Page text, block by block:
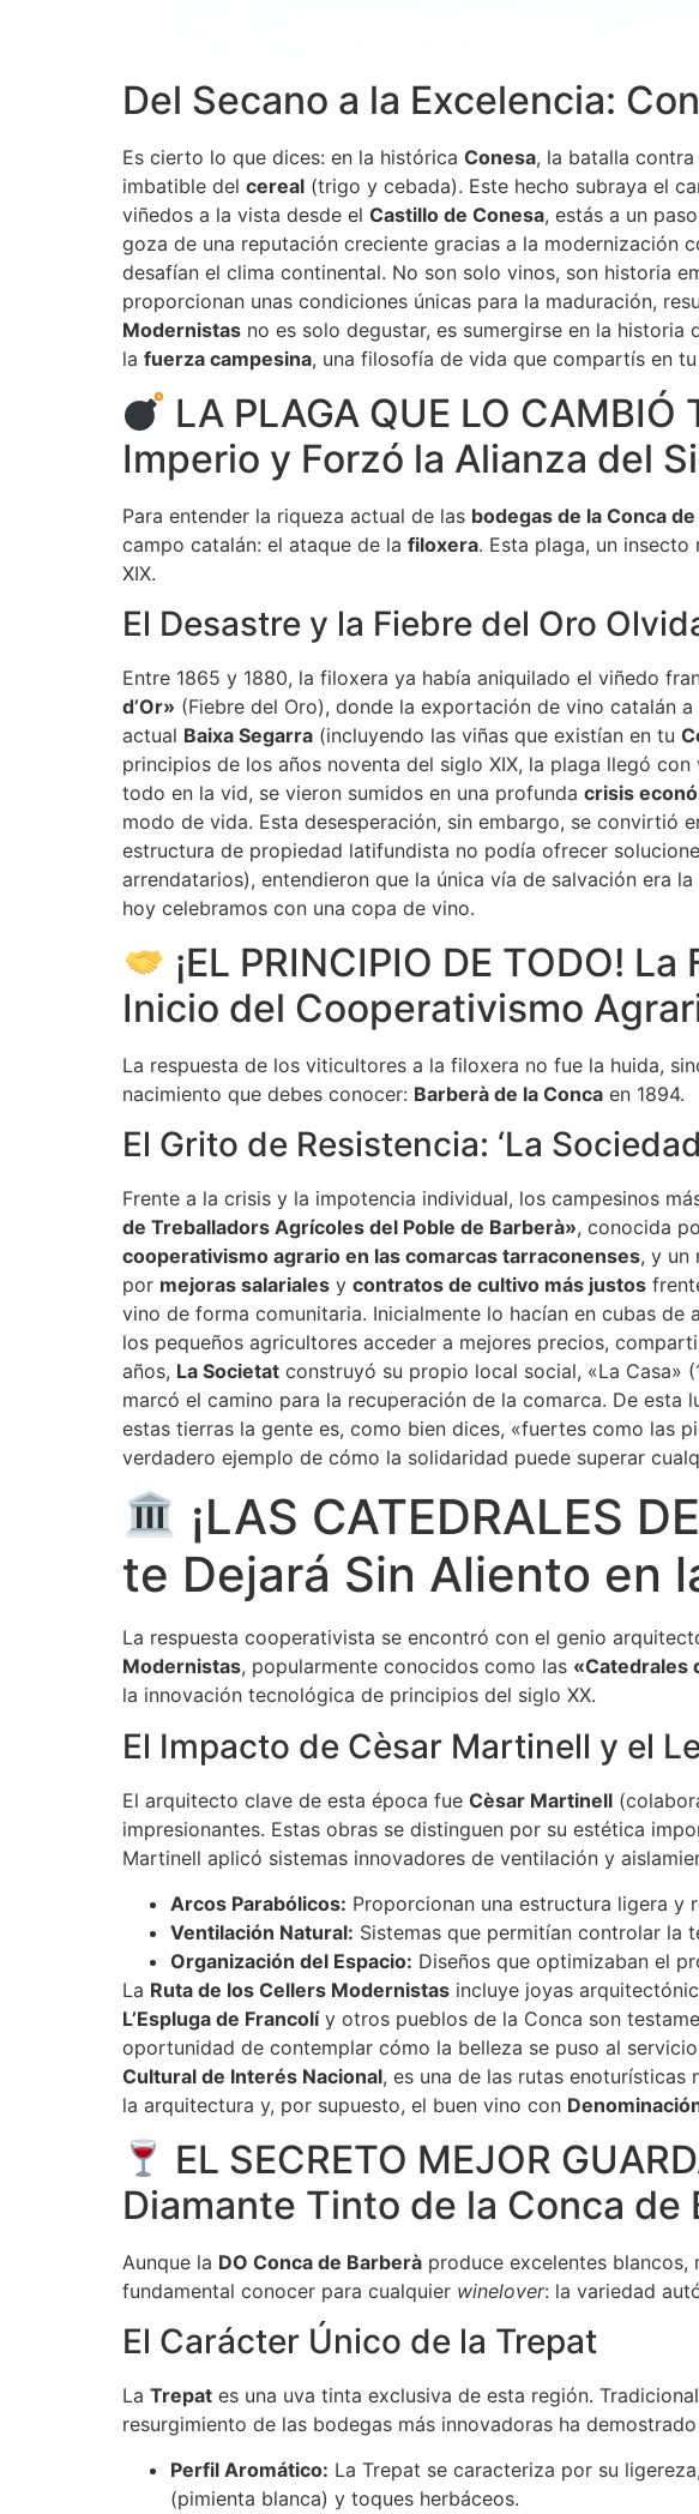
Del Secano a la Excelencia:
Es cierto lo que dices: en la histórica Conesa, la batalla contra
imbatible del cereal (trigo y cebada). Este hecho subraya el
viñedos a la vista desde el Castillo de Conesa, estás a un
goza de una reputación creciente gracias a la modernización
desafían el clima continental. No son solo vinos, son historia
proporcionan unas condiciones únicas para la maduración,
Modernistas no es solo degustar, es sumergirse en la
la fuerza campesina, una filosofía de vida que compartís en
LA PLAGA QUE LO
Imperio y Forzó la Alianza del
Para entender la riqueza actual de las bodegas de la Conca
campo catalán: el ataque de la filoxera. Esta plaga, un
XIX.
El Desastre y la Fiebre del Oro
Entre 1865 y 1880, la filoxera ya había aniquilado el viñedo
d’Or» (Fiebre del Oro), donde la exportación de vino catalán
actual Baixa Segarra (incluyendo las viñas que existían en tu
principios de los años noventa del siglo XIX, la plaga llegó
todo en la vid, se vieron sumidos en una profunda crisis
modo de vida. Esta desesperación, sin embargo, se convirtió
estructura de propiedad latifundista no podía ofrecer
arrendatarios), entendieron que la única vía de salvación era la
hoy celebramos con una copa de vino.
¡EL PRINCIPIO DE TODO!
Inicio del Cooperativismo
La respuesta de los viticultores a la filoxera no fue la huida,
nacimiento que debes conocer: Barberà de la Conca en 1894.
El Grito de Resistencia: ‘La
Frente a la crisis y la impotencia individual, los campesinos
de Treballadors Agrícoles del Poble de Barberà», conocida
cooperativismo agrario en las comarcas tarraconenses, y un
por mejoras salariales y contratos de cultivo más justos
vino de forma comunitaria. Inicialmente lo hacían en cubas
los pequeños agricultores acceder a mejores precios,
años, La Societat construyó su propio local social, «La Casa»
marcó el camino para la recuperación de la comarca. De
estas tierras la gente es, como bien dices, «fuertes como las
verdadero ejemplo de cómo la solidaridad puede superar
¡LAS CATEDRALES
te Dejará Sin Aliento en
La respuesta cooperativista se encontró con el genio
Modernistas, popularmente conocidos como las «Catedrales
la innovación tecnológica de principios del siglo XX.
El Impacto de Cèsar Martinell y el
El arquitecto clave de esta época fue Cèsar Martinell
impresionantes. Estas obras se distinguen por su estética
Martinell aplicó sistemas innovadores de ventilación y
Arcos Parabólicos: Proporcionan una estructura ligera y
Ventilación Natural: Sistemas que permitían controlar la
Organización del Espacio: Diseños que optimizaban el
La Ruta de los Cellers Modernistas incluye joyas
L’Espluga de Francolíy otros pueblos de la Conca son
oportunidad de contemplar cómo la belleza se puso al
Cultural de Interés Nacional, es una de las rutas enoturísticas
la arquitectura y, por supuesto, el buen vino con
EL SECRETO MEJOR
Diamante Tinto de la Conca de
Aunque la DO Conca de Barberà produce excelentes blancos,
fundamental conocer para cualquier winelover: la variedad
El Carácter Único de la Trepat
La Trepat es una uva tinta exclusiva de esta región.
resurgimiento de las bodegas más innovadoras ha
Perfil Aromático: La Trepat se caracteriza por su
(pimienta blanca) y toques herbáceos.